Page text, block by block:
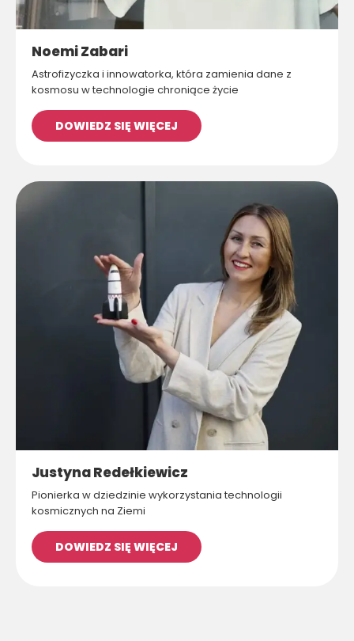
Noemi Zabari
Astrofizyczka i innowatorka, która zamienia dane z
kosmosu w technologie chroniące życie
DOWIEDZ SIĘ WIĘCEJ
Justyna Redełkiewicz
Pionierka w dziedzinie wykorzystania technologii
kosmicznych na Ziemi
DOWIEDZ SIĘ WIĘCEJ